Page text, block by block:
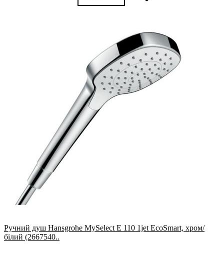
Ручний душ Hansgrohe MySelect E 110 1jet EcoSmart, хром/
білий (2667540..